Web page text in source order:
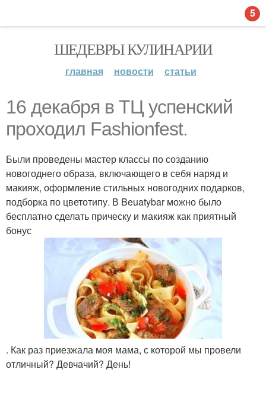
ШЕДЕВРЫ КУЛИНАРИИ
главная новости статьи
16 декабря в ТЦ успенский
проходил Fashionfest.
Были проведены мастер классы по созданию
новогоднего образа, включающего в себя наряд и
макияж, оформление стильных новогодних подарков,
подборка по цветотипу. В Beuatybar можно было
бесплатно сделать прическу и макияж как приятный
бонус
. Как раз приезжала моя мама, с которой мы провели
отличный? Девчачий? День!
5